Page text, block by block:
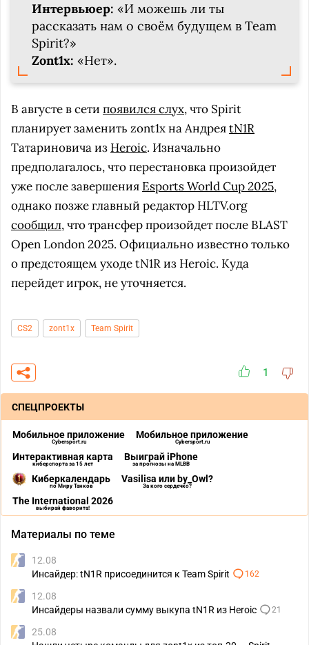
Интервьюер: «И можешь ли ты
рассказать нам о своём будущем в Team
Spirit?»
Zont1x: «Нет».
В августе в сети появился слух, что Spirit
планирует заменить zont1x на АндреяtN1R
Татариновича из Heroic. Изначально
предполагалось, что перестановка произойдет
уже после завершения Esports World Cup 2025,
однако позже главный редактор HLTV.org
сообщил, что трансфер произойдет после BLAST
Open London 2025. Официально известно только
о предстоящем уходе tN1R из Heroic. Куда
перейдет игрок, не уточняется.
CS2 zont1x Team Spirit
1
СПЕЦПРОЕКТЫ
Мобильное приложение
Cybersport.ru
Мобильное приложение
Cybersport.ru
Интерактивная карта
киберспорта за 15 лет
Выиграй iPhone
за прогнозы на MLBB
Киберкалендарь
по Миру Танков
Vasilisa или by_Owl?
За кого сердечко?
The International 2026
выбирай фаворита!
Материалы по теме
12.08
Инсайдер: tN1R присоединится к Team Spirit
162
12.08
Инсайдеры назвали сумму выкупа tN1R из Heroic
21
25.08